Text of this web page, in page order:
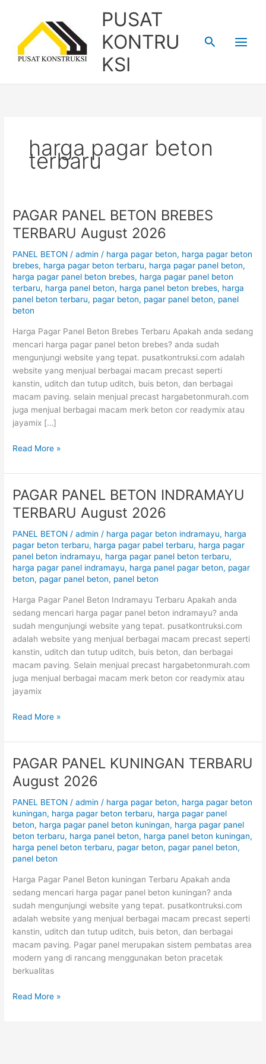
content
PUSAT
KONTRU
KSI
Search
harga pagar beton
terbaru
PAGAR PANEL BETON BREBES
TERBARU August 2026
PANEL BETON /admin/ harga pagar beton, harga pagar beton
brebes, harga pagar beton terbaru, harga pagar panel beton,
harga pagar panel beton brebes, harga pagar panel beton
terbaru, harga panel beton, harga panel beton brebes, harga
panel beton terbaru, pagar beton, pagar panel beton, panel
beton
Harga Pagar Panel Beton Brebes Terbaru Apakah anda sedang
mencari harga pagar panel beton brebes? anda sudah
mengunjungi website yang tepat. pusatkontruksi.com adalah
website yang menjual berbagai macam precast seperti
kanstin, uditch dan tutup uditch, buis beton, dan berbagai
macam paving. selain menjual precast hargabetonmurah.com
juga menjual berbagai macam merk beton cor readymix atau
jayamix […]
PAGAR
PANEL
BETON
BREBES
TERBARU
August
2026
Read More »
PAGAR PANEL BETON INDRAMAYU
TERBARU August 2026
PANEL BETON /admin/ harga pagar beton indramayu, harga
pagar beton terbaru, harga pagar pabel terbaru, harga pagar
panel beton indramayu, harga pagar panel beton terbaru,
harga pagar panel indramayu, harga panel pagar beton, pagar
beton, pagar panel beton, panel beton
Harga Pagar Panel Beton Indramayu Terbaru Apakah anda
sedang mencari harga pagar panel beton indramayu? anda
sudah mengunjungi website yang tepat. pusatkontruksi.com
adalah website yang menjual berbagai macam precast seperti
kanstin, uditch dan tutup uditch, buis beton, dan berbagai
macam paving. Selain menjual precast hargabetonmurah.com
juga menjual berbagai macam merk beton cor readymix atau
jayamix
PAGAR
PANEL
BETON
INDRAMAYU
TERBARU
August
2026
Read More »
PAGAR PANEL KUNINGAN TERBARU
August 2026
PANEL BETON /admin/ harga pagar beton, harga pagar beton
kuningan, harga pagar beton terbaru, harga pagar panel
beton, harga pagar panel beton kuningan, harga pagar panel
beton terbaru, harga panel beton, harga panel beton kuningan,
harga penel beton terbaru, pagar beton, pagar panel beton,
panel beton
Harga Pagar Panel Beton kuningan Terbaru Apakah anda
sedang mencari harga pagar panel beton kuningan? anda
sudah mengunjungi website yang tepat. pusatkontruksi.com
adalah website yang menjual berbagai macam precast seperti
kanstin, uditch dan tutup uditch, buis beton, dan berbagai
macam paving. Pagar panel merupakan sistem pembatas area
modern yang di rancang menggunakan beton pracetak
berkualitas
PAGAR
PANEL
KUNINGAN
TERBARU
August
2026
Read More »